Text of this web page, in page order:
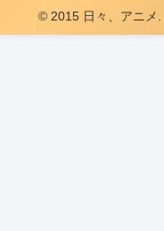
© 2015 日々、アニメ.